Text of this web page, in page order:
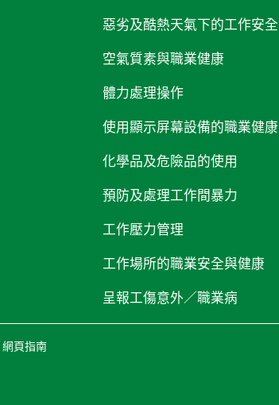
惡劣及酷熱天氣下的工作安全
空氣質素與職業健康
體力處理操作
使用顯示屏幕設備的職業健康
化學品及危險品的使用
預防及處理工作間暴力
工作壓力管理
工作場所的職業安全與健康
呈報工傷意外／職業病
網頁指南